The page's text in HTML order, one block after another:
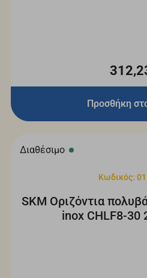
Προσθήκη
Διαθέσιμο
Κωδικός:
SKM Οριζόντια
inox CHLF8-30